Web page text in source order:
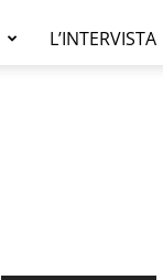
L’INTERVISTA